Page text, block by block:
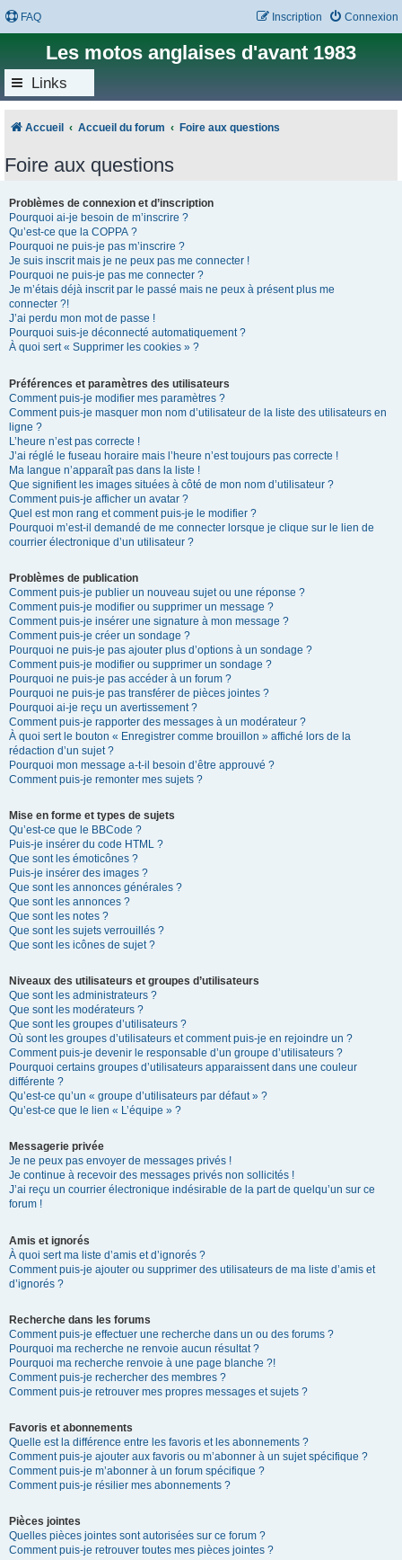
FAQ Connexion
Inscription
Les motos anglaises d'avant 1983
Links
Accueil Accueil du forum Foire aux questions
Foire aux questions
Problèmes de connexion et d’inscription
Pourquoi ai-je besoin de m’inscrire ?
Qu’est-ce que la COPPA ?
Pourquoi ne puis-je pas m’inscrire ?
Je suis inscrit mais je ne peux pas me connecter !
Pourquoi ne puis-je pas me connecter ?
Je m’étais déjà inscrit par le passé mais ne peux à présent plus me
connecter ?!
J’ai perdu mon mot de passe !
Pourquoi suis-je déconnecté automatiquement ?
À quoi sert « Supprimer les cookies » ?
Préférences et paramètres des utilisateurs
Comment puis-je modifier mes paramètres ?
Comment puis-je masquer mon nom d’utilisateur de la liste des utilisateurs en
ligne ?
L’heure n’est pas correcte !
J’ai réglé le fuseau horaire mais l’heure n’est toujours pas correcte !
Ma langue n’apparaît pas dans la liste !
Que signifient les images situées à côté de mon nom d’utilisateur ?
Comment puis-je afficher un avatar ?
Quel est mon rang et comment puis-je le modifier ?
Pourquoi m’est-il demandé de me connecter lorsque je clique sur le lien de
courrier électronique d’un utilisateur ?
Problèmes de publication
Comment puis-je publier un nouveau sujet ou une réponse ?
Comment puis-je modifier ou supprimer un message ?
Comment puis-je insérer une signature à mon message ?
Comment puis-je créer un sondage ?
Pourquoi ne puis-je pas ajouter plus d’options à un sondage ?
Comment puis-je modifier ou supprimer un sondage ?
Pourquoi ne puis-je pas accéder à un forum ?
Pourquoi ne puis-je pas transférer de pièces jointes ?
Pourquoi ai-je reçu un avertissement ?
Comment puis-je rapporter des messages à un modérateur ?
À quoi sert le bouton « Enregistrer comme brouillon » affiché lors de la
rédaction d’un sujet ?
Pourquoi mon message a-t-il besoin d’être approuvé ?
Comment puis-je remonter mes sujets ?
Mise en forme et types de sujets
Qu’est-ce que le BBCode ?
Puis-je insérer du code HTML ?
Que sont les émoticônes ?
Puis-je insérer des images ?
Que sont les annonces générales ?
Que sont les annonces ?
Que sont les notes ?
Que sont les sujets verrouillés ?
Que sont les icônes de sujet ?
Niveaux des utilisateurs et groupes d’utilisateurs
Que sont les administrateurs ?
Que sont les modérateurs ?
Que sont les groupes d’utilisateurs ?
Où sont les groupes d’utilisateurs et comment puis-je en rejoindre un ?
Comment puis-je devenir le responsable d’un groupe d’utilisateurs ?
Pourquoi certains groupes d’utilisateurs apparaissent dans une couleur
différente ?
Qu’est-ce qu’un « groupe d’utilisateurs par défaut » ?
Qu’est-ce que le lien « L’équipe » ?
Messagerie privée
Je ne peux pas envoyer de messages privés !
Je continue à recevoir des messages privés non sollicités !
J’ai reçu un courrier électronique indésirable de la part de quelqu’un sur ce
forum !
Amis et ignorés
À quoi sert ma liste d’amis et d’ignorés ?
Comment puis-je ajouter ou supprimer des utilisateurs de ma liste d’amis et
d’ignorés ?
Recherche dans les forums
Comment puis-je effectuer une recherche dans un ou des forums ?
Pourquoi ma recherche ne renvoie aucun résultat ?
Pourquoi ma recherche renvoie à une page blanche ?!
Comment puis-je rechercher des membres ?
Comment puis-je retrouver mes propres messages et sujets ?
Favoris et abonnements
Quelle est la différence entre les favoris et les abonnements ?
Comment puis-je ajouter aux favoris ou m’abonner à un sujet spécifique ?
Comment puis-je m’abonner à un forum spécifique ?
Comment puis-je résilier mes abonnements ?
Pièces jointes
Quelles pièces jointes sont autorisées sur ce forum ?
Comment puis-je retrouver toutes mes pièces jointes ?